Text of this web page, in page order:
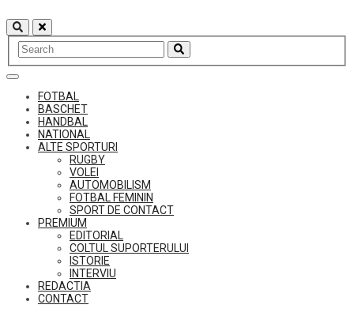
to
content
FOTBAL
BASCHET
HANDBAL
NATIONAL
ALTE SPORTURI
RUGBY
VOLEI
AUTOMOBILISM
FOTBAL FEMININ
SPORT DE CONTACT
PREMIUM
EDITORIAL
COLTUL SUPORTERULUI
ISTORIE
INTERVIU
REDACTIA
CONTACT